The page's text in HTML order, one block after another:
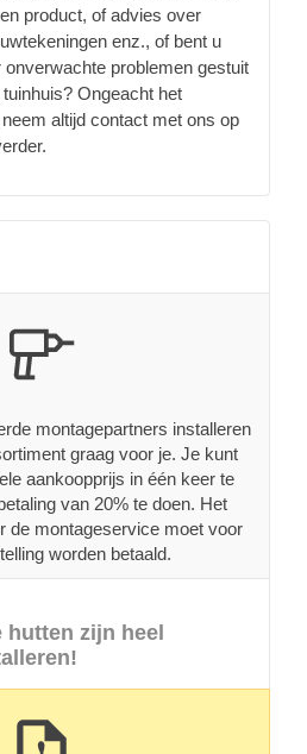
product, of advies over
enz., of bent u
problemen gestuit
Ongeacht het
altijd contact met ons op
montagepartners installeren
graag voor je. Je kunt
aankoopprijs in één keer te
van 20% te doen. Het
de montageservice moet voor
worden betaald.
hutten zijn heel